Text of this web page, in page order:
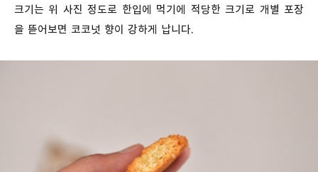
크기는 위 사진 정도로 한입에 먹기에 적당한 크기로 개별 포장
을 뜯어보면 코코넛 향이 강하게 납니다.